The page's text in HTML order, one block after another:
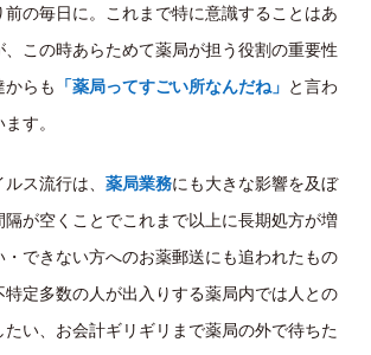
の毎日に。これまで特に意識することはあ
、この時あらためて薬局が担う役割の重要性
からも
「薬局ってすごい所なんだね」 と言わ
す。
ス流行は、 薬局業務にも大きな影響を及ぼ
隔が空くことでこれまで以上に長期処方が増
・できない方へのお薬郵送にも追われたもの
特定多数の人が出入りする薬局内では人との
い、お会計ギリギリまで薬局の外で待ちた